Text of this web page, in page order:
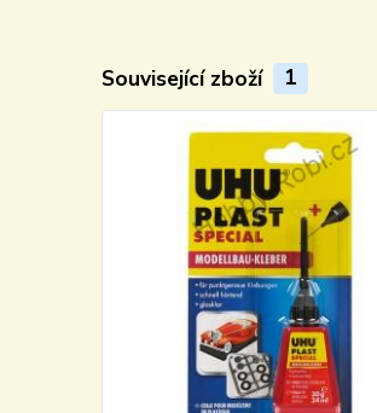
Související zboží 1